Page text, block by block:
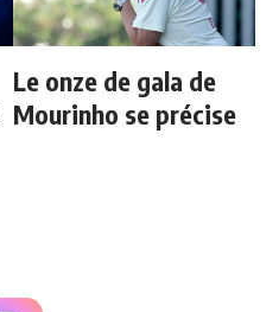
Le onze de gala de
Mourinho se précise